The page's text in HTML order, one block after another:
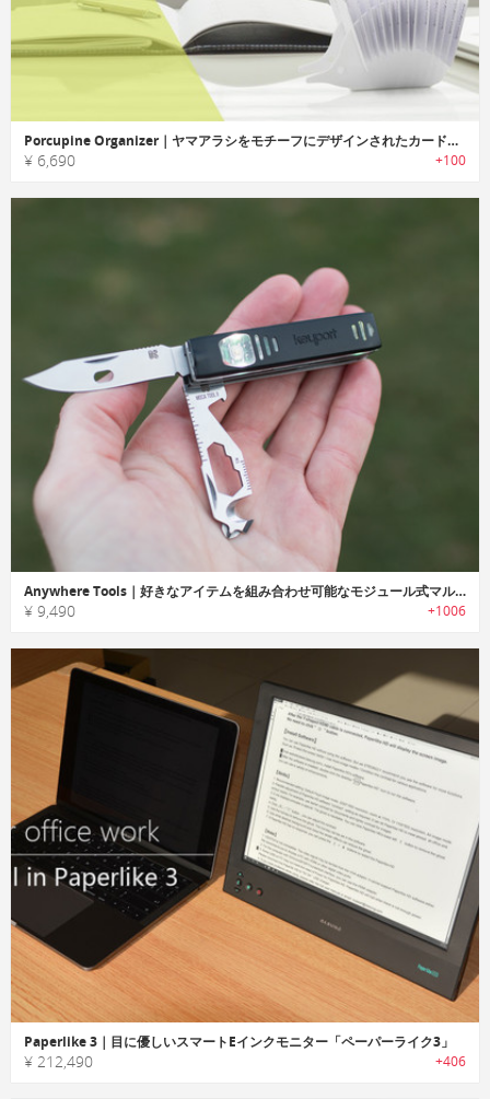
Porcupine Organizer｜ヤマアラシをモチーフにデザインされたカードオーガナイザー「ポーキュパインオーガナイザー」
¥ 6,690 +100
Anywhere Tools｜好きなアイテムを組み合わせ可能なモジュール式マルチツール「エニーウェアツール」
¥ 9,490 +1006
Paperlike 3｜目に優しいスマートEインクモニター「ペーパーライク3」
¥ 212,490 +406